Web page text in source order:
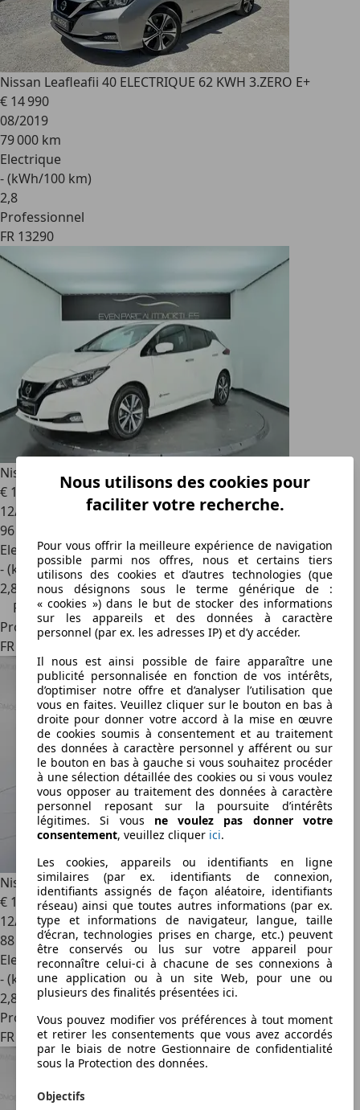
Nissan Leafleafii 40 ELECTRIQUE 62 KWH 3.ZERO E+
€ 14 990
08/2019
79 000 km
Electrique
- (kWh/100 km)
2,8
Professionnel
FR 13290
Nissan LeafElectrique 40kWh Business
€ 10 990
€ 11 990,-
12/2019
96 379 km
Electrique
- (kWh/100 km)
2,8
Prix réduit
Professionnel
FR 37170
Nissan Leaf150ch 40kWh Acenta 21
€ 11 9991
12/2021
88 679 km
Electrique
- (kWh/100 km)
2,8
Professionnel
FR 57100
Nous utilisons des cookies pour
faciliter votre recherche.
Pour vous offrir la meilleure expérience de navigation
possible parmi nos offres, nous et certains tiers
utilisons des cookies et d’autres technologies (que
nous désignons sous le terme générique de :
« cookies ») dans le but de stocker des informations
sur les appareils et des données à caractère
personnel (par ex. les adresses IP) et d’y accéder.
Il nous est ainsi possible de faire apparaître une
publicité personnalisée en fonction de vos intérêts,
d’optimiser notre offre et d’analyser l’utilisation que
vous en faites. Veuillez cliquer sur le bouton en bas à
droite pour donner votre accord à la mise en œuvre
de cookies soumis à consentement et au traitement
des données à caractère personnel y afférent ou sur
le bouton en bas à gauche si vous souhaitez procéder
à une sélection détaillée des cookies ou si vous voulez
vous opposer au traitement des données à caractère
personnel reposant sur la poursuite d’intérêts
légitimes. Si vous ne voulez pas donner votre
consentement, veuillez cliquer ici.
Les cookies, appareils ou identifiants en ligne
similaires (par ex. identifiants de connexion,
identifiants assignés de façon aléatoire, identifiants
réseau) ainsi que toutes autres informations (par ex.
type et informations de navigateur, langue, taille
d’écran, technologies prises en charge, etc.) peuvent
être conservés ou lus sur votre appareil pour
reconnaître celui-ci à chacune de ses connexions à
une application ou à un site Web, pour une ou
plusieurs des finalités présentées ici.
Vous pouvez modifier vos préférences à tout moment
et retirer les consentements que vous avez accordés
par le biais de notre Gestionnaire de confidentialité
sous la Protection des données.
Objectifs